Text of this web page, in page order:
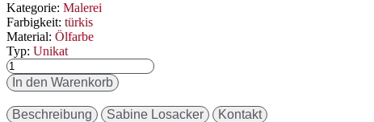
Kategorie: Malerei
Farbigkeit: türkis
Material: Ölfarbe
Typ: Unikat
In den Warenkorb
Beschreibung Sabine Losacker Kontakt